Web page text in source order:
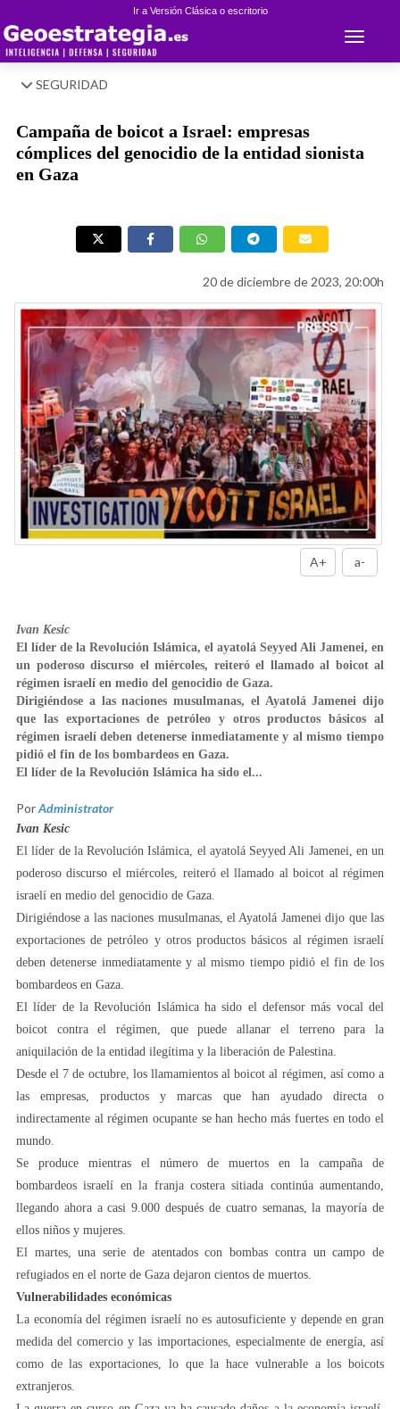
Ir a Versión Clásica o escritorio
Toggle
SEGURIDAD
Campaña de boicot a Israel: empresas
cómplices del genocidio de la entidad sionista
en Gaza
20 de diciembre de 2023, 20:00h
A+ a-
Ivan Kesic
El líder de la Revolución Islámica, el ayatolá Seyyed Ali Jamenei, en
un poderoso discurso el miércoles, reiteró el llamado al boicot al
régimen israelí en medio del genocidio de Gaza.
Dirigiéndose a las naciones musulmanas, el Ayatolá Jamenei dijo
que las exportaciones de petróleo y otros productos básicos al
régimen israelí deben detenerse inmediatamente y al mismo tiempo
pidió el fin de los bombardeos en Gaza.
El líder de la Revolución Islámica ha sido el...
PorAdministrator
Ivan Kesic
El líder de la Revolución Islámica, el ayatolá Seyyed Ali Jamenei, en un
poderoso discurso el miércoles, reiteró el llamado al boicot al régimen
israelí en medio del genocidio de Gaza.
Dirigiéndose a las naciones musulmanas, el Ayatolá Jamenei dijo que las
exportaciones de petróleo y otros productos básicos al régimen israelí
deben detenerse inmediatamente y al mismo tiempo pidió el fin de los
bombardeos en Gaza.
El líder de la Revolución Islámica ha sido el defensor más vocal del
boicot contra el régimen, que puede allanar el terreno para la
aniquilación de la entidad ilegítima y la liberación de Palestina.
Desde el 7 de octubre, los llamamientos al boicot al régimen, así como a
las empresas, productos y marcas que han ayudado directa o
indirectamente al régimen ocupante se han hecho más fuertes en todo el
mundo.
Se produce mientras el número de muertos en la campaña de
bombardeos israelí en la franja costera sitiada continúa aumentando,
llegando ahora a casi 9.000 después de cuatro semanas, la mayoría de
ellos niños y mujeres.
El martes, una serie de atentados con bombas contra un campo de
refugiados en el norte de Gaza dejaron cientos de muertos.
Vulnerabilidades económicas
La economía del régimen israelí no es autosuficiente y depende en gran
medida del comercio y las importaciones, especialmente de energía, así
como de las exportaciones, lo que la hace vulnerable a los boicots
extranjeros.